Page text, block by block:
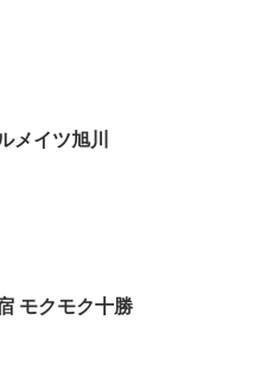
メイツ旭川
モクモク十勝